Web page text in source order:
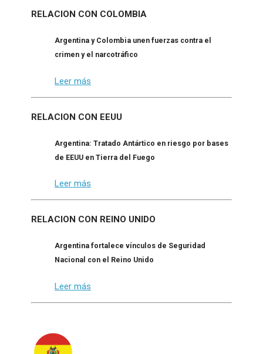
RELACION CON COLOMBIA
Argentina y Colombia unen fuerzas contra el
crimen y el narcotráfico
Leer más
RELACION CON EEUU
Argentina: Tratado Antártico en riesgo por bases
de EEUU en Tierra del Fuego
Leer más
RELACION CON REINO UNIDO
Argentina fortalece vínculos de Seguridad
Nacional con el Reino Unido
Leer más